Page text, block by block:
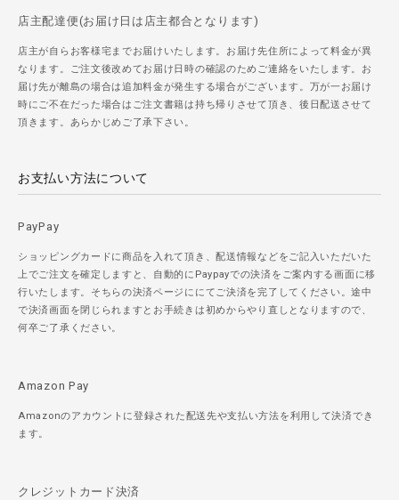
店主配達便(お届け日は店主都合となります)
店主が自らお客様宅までお届けいたします。お届け先住所によって料金が異
なります。ご注文後改めてお届け日時の確認のためご連絡をいたします。お
届け先が離島の場合は追加料金が発生する場合がございます。万が一お届け
時にご不在だった場合はご注文書籍は持ち帰りさせて頂き、後日配送させて
頂きます。あらかじめご了承下さい。
お支払い方法について
PayPay
ショッピングカードに商品を入れて頂き、配送情報などをご記入いただいた
上でご注文を確定しますと、自動的にPaypayでの決済をご案内する画面に移
行いたします。そちらの決済ページににてご決済を完了してください。途中
で決済画面を閉じられますとお手続きは初めからやり直しとなりますので、
何卒ご了承ください。
Amazon Pay
Amazonのアカウントに登録された配送先や支払い方法を利用して決済でき
ます。
クレジットカード決済